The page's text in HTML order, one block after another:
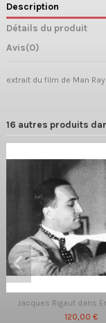
Description
Détails du produit
Avis(0)
extrait du film de Man
16 autres produits
Jacques Rigaut dans
120,00 €